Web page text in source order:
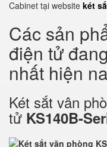
Cabinet tại website két
Các sản
điện tử
nhất hiện
Két sắt vân
tử KS140B-